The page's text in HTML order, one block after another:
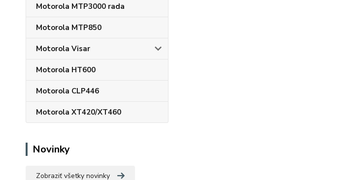
Motorola MTP3000 rada
Motorola MTP850
Motorola Visar
Motorola HT600
Motorola CLP446
Motorola XT420/XT460
Novinky
Zobraziť všetky novinky